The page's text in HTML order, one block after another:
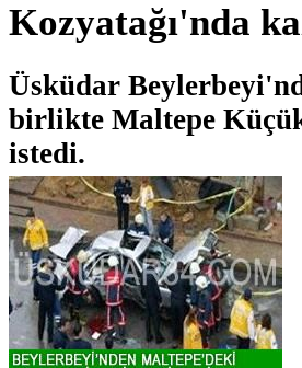
Kozyatağı'nda
Üsküdar
birlikte Maltepe
istedi.